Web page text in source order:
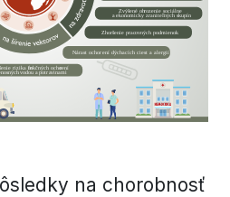
rizika in
fekčných ochorení
vodou a potravinami
Nárast ochorení dýchacích ciest a alergií
Zhoršenie pracovných podmienok
Zvýšené ohrozenie sociálne
aekonomicky zraniteľných skupín
na chorobnosť